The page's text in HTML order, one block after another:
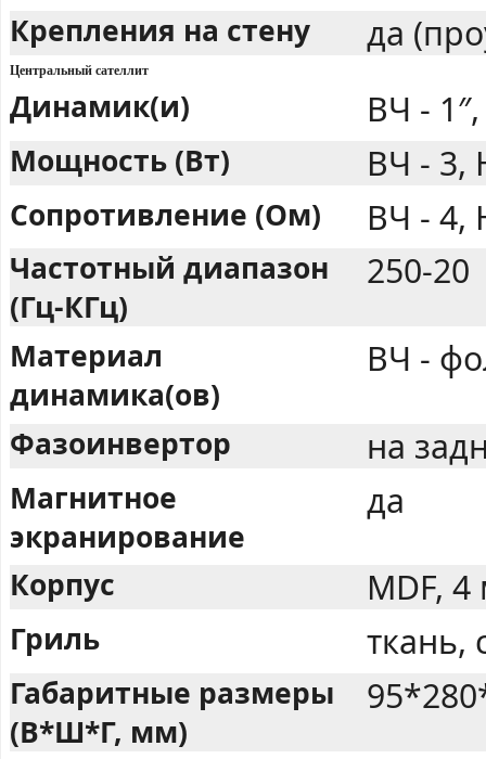
Крепления на стену да
Центральный сателлит
Динамик(и) ВЧ -
Мощность (Вт) ВЧ - 3,
Сопротивление (Ом) ВЧ - 4,
Частотный диапазон
(Гц-КГц)
250-20
Материал
динамика(ов)
ВЧ -
Фазоинвертор на
Магнитное
экранирование
да
Корпус MDF,
Гриль ткань,
Габаритные размеры
(В*Ш*Г, мм)